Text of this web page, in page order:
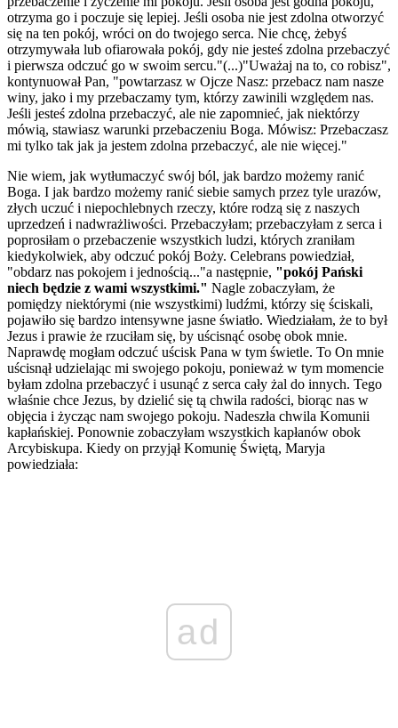
otrzyma go i poczuje się lepiej. Jeśli osoba nie jest zdolna otworzyć
się na ten pokój, wróci on do twojego serca. Nie chcę, żebyś
otrzymywała lub ofiarowała pokój, gdy nie jesteś zdolna przebaczyć
i pierwsza odczuć go w swoim sercu."(...)"Uważaj na to, co robisz",
kontynuował Pan, "powtarzasz w Ojcze Nasz: przebacz nam nasze
winy, jako i my przebaczamy tym, którzy zawinili względem nas.
Jeśli jesteś zdolna przebaczyć, ale nie zapomnieć, jak niektórzy
mówią, stawiasz warunki przebaczeniu Boga. Mówisz: Przebaczasz
mi tylko tak jak ja jestem zdolna przebaczyć, ale nie więcej."
Nie wiem, jak wytłumaczyć swój ból, jak bardzo możemy ranić
Boga. I jak bardzo możemy ranić siebie samych przez tyle urazów,
złych uczuć i niepochlebnych rzeczy, które rodzą się z naszych
uprzedzeń i nadwrażliwości. Przebaczyłam; przebaczyłam z serca i
poprosiłam o przebaczenie wszystkich ludzi, których zraniłam
kiedykolwiek, aby odczuć pokój Boży. Celebrans powiedział,
"obdarz nas pokojem i jednością..."a następnie, "pokój Pański
niech będzie z wami wszystkimi." Nagle zobaczyłam, że
pomiędzy niektórymi (nie wszystkimi) ludźmi, którzy się ściskali,
pojawiło się bardzo intensywne jasne światło. Wiedziałam, że to był
Jezus i prawie że rzuciłam się, by uścisnąć osobę obok mnie.
Naprawdę mogłam odczuć uścisk Pana w tym świetle. To On mnie
uścisnął udzielając mi swojego pokoju, ponieważ w tym momencie
byłam zdolna przebaczyć i usunąć z serca cały żal do innych. Tego
właśnie chce Jezus, by dzielić się tą chwila radości, biorąc nas w
objęcia i życząc nam swojego pokoju. Nadeszła chwila Komunii
kapłańskiej. Ponownie zobaczyłam wszystkich kapłanów obok
Arcybiskupa. Kiedy on przyjął Komunię Świętą, Maryja
powiedziała:
ad